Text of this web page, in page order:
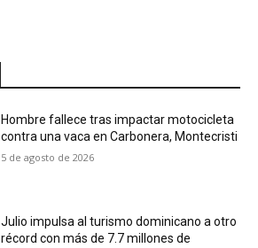
Hombre fallece tras impactar motocicleta
contra una vaca en Carbonera, Montecristi
5 de agosto de 2026
Julio impulsa al turismo dominicano a otro
récord con más de 7.7 millones de